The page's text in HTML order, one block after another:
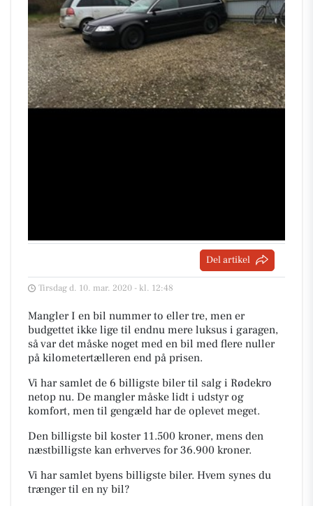
Del artikel
Tirsdag d. 10. mar. 2020 - kl. 12:48
Mangler I en bil nummer to eller tre, men er
budgettet ikke lige til endnu mere luksus i garagen,
så var det måske noget med en bil med flere nuller
på kilometertælleren end på prisen.
Vi har samlet de 6 billigste biler til salg i Rødekro
netop nu. De mangler måske lidt i udstyr og
komfort, men til gengæld har de oplevet meget.
Den billigste bil koster 11.500 kroner, mens den
næstbilligste kan erhverves for 36.900 kroner.
Vi har samlet byens billigste biler. Hvem synes du
trænger til en ny bil?